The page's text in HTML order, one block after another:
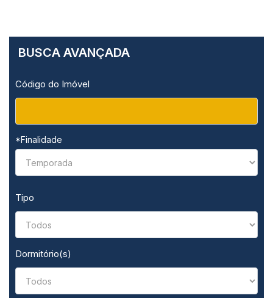
BUSCA AVANÇADA
Código do Imóvel
*Finalidade
Tipo
Dormitório(s)